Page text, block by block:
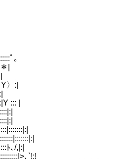
ﾟ｡
|
〉:|
|
,|:|
`!:!